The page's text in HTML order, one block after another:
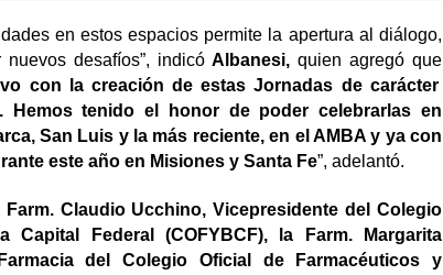
en estos espacios permite la apertura al diálogo,
nuevos desafíos”, indicóAlbanesi,quien agregó que
con la creación de estas Jornadas de carácter
tenido el honor de poder celebrarlas en
San Luis y la más reciente, en el AMBA y ya con
este año en Misiones y Santa Fe”, adelantó.
Farm. Claudio Ucchino, Vicepresidente del Colegio
Federal (COFYBCF), la Farm.
Margarita
del Colegio Oficial de Farmacéuticos y